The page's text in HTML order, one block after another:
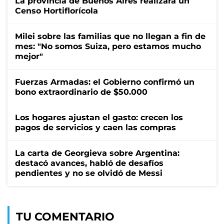
Censo Hortiflorícola
Milei sobre las familias que no llegan a fin de
mes: "No somos Suiza, pero estamos mucho
mejor"
Fuerzas Armadas: el Gobierno confirmó un
bono extraordinario de $50.000
Los hogares ajustan el gasto: crecen los
pagos de servicios y caen las compras
La carta de Georgieva sobre Argentina:
destacó avances, habló de desafíos
pendientes y no se olvidó de Messi
TU COMENTARIO